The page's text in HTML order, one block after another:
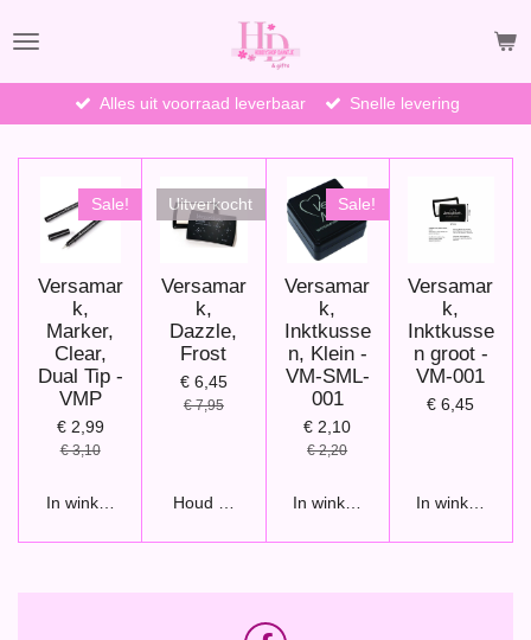
direct
hoofdinhoud
Alles uit voorraad leverbaar Snelle levering
Sale!
Versamar
k,
Marker,
Clear,
Dual Tip -
VMP
€ 2,99
€ 3,10
In winkelwagen
Uitverkocht
Versamar
k,
Dazzle,
Frost
€ 6,45
€ 7,95
Houd mij op de hoogte
Sale!
Versamar
k,
Inktkusse
n, Klein -
VM-SML-
001
€ 2,10
€ 2,20
In winkelwagen
Versamar
k,
Inktkusse
n groot -
VM-001
€ 6,45
In winkelwagen